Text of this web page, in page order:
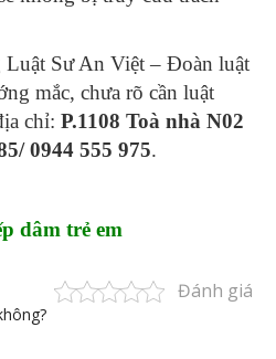
Sư An Việt – Đoàn luật
mắc, chưa rõ cần luật
chỉ: P.1108 Toà nhà N02
0944 555 975.
dâm trẻ em
Đánh giá